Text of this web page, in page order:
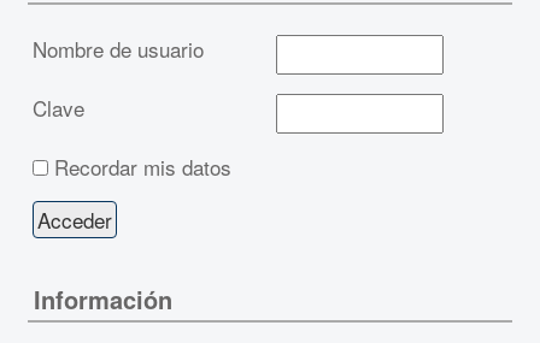
Nombre de usuario
Clave
Recordar mis datos
Información